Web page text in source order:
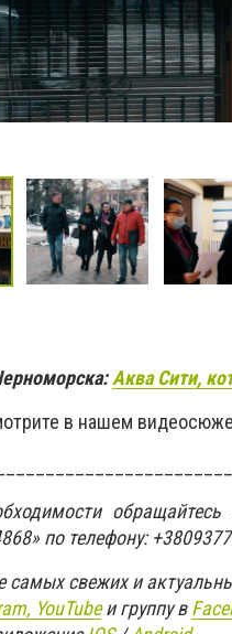
Аква Сити,
в нашем
по телефону:
самых свежих и
YouTubeи группу в